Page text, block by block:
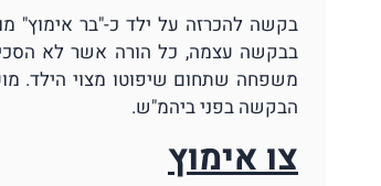
בקשה להכרזה על ילד כ-"בר אימוץ"
בבקשה עצמה, כל הורה אשר לא
הבקשה בפני ביהמ"ש.
צו אימוץ